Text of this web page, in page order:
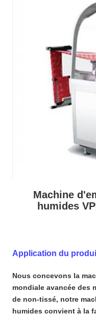
Machine
humides
Application du
Nous concevons la
mondiale avancée des
de non-tissé, notre
humides convient à la